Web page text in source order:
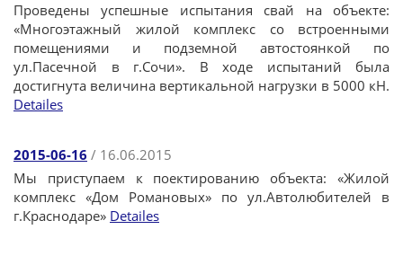
Проведены успешные испытания свай на объекте:
«Многоэтажный жилой комплекс со встроенными
помещениями и подземной автостоянкой по
ул.Пасечной в г.Сочи». В ходе испытаний была
достигнута величина вертикальной нагрузки в 5000 кН.
Detailes
2015-06-16 / 16.06.2015
Мы приступаем к поектированию объекта: «Жилой
комплекс «Дом Романовых» по ул.Автолюбителей в
г.Краснодаре» Detailes